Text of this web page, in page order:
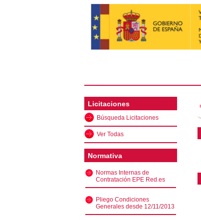
Licitaciones
Búsqueda Licitaciones
Ver Todas
Normativa
Normas Internas de
Contratación EPE Red.es
Pliego Condiciones
Generales desde 12/11/2013